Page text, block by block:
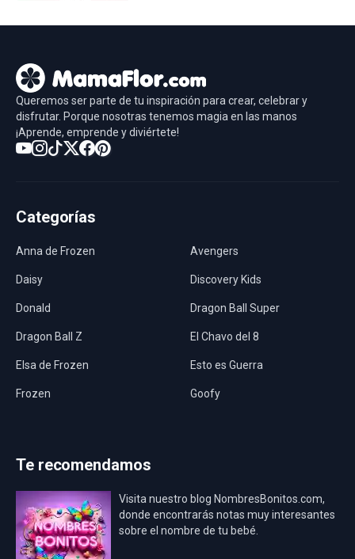
Queremos ser parte de tu inspiración para crear, celebrar y
disfrutar. Porque nosotras tenemos magia en las manos
¡Aprende, emprende y diviértete!
Categorías
Anna de Frozen Avengers
Daisy Discovery Kids
Donald Dragon Ball Super
Dragon Ball Z El Chavo del 8
Elsa de Frozen Esto es Guerra
Frozen Goofy
Los Minions Los Vengadores
Mario Bros Mi Villano Favorito
Te recomendamos
Visita nuestro blog NombresBonitos.com,
donde encontrarás notas muy interesantes
sobre el nombre de tu bebé.